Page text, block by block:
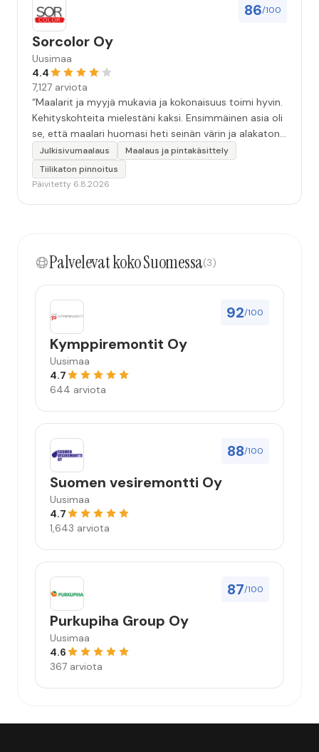
86/100
Sorcolor Oy
Uusimaa
4.4
7,127 arviota
“Maalarit ja myyjä mukavia ja kokonaisuus toimi hyvin.
Kehityskohteita mielestäni kaksi. Ensimmäinen asia oli
se, että maalari huomasi heti seinän värin ja alakaton
värin erot mitä en huomannut. Hyvä toki että siinä
kohtaa huomattu mutta toki optimaalisessa
tilanteessa myyjä olisi jo kiinnittänyt tähän huomiota.
mahdollisuus että palveluita käytän”
Julkisivumaalaus
Maalaus ja pintakäsittely
Tiilikaton pinnoitus
Päivitetty 6.8.2026
Palvelevat koko Suomessa(3)
92/100
Kymppiremontit Oy
Uusimaa
4.7
644 arviota
88/100
Suomen vesiremontti Oy
Uusimaa
4.7
1,643 arviota
87/100
Purkupiha Group Oy
Uusimaa
4.6
367 arviota